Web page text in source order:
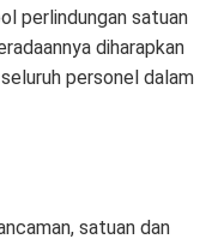
perlindungan satuan
diharapkan
personel dalam
satuan dan